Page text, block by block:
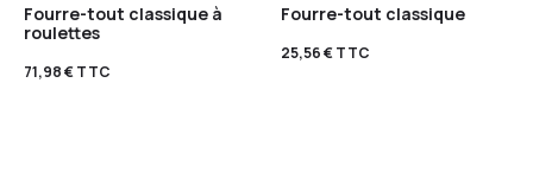
Fourre-tout classique à
roulettes
71,98€TTC
Fourre-tout classique
25,56€TTC